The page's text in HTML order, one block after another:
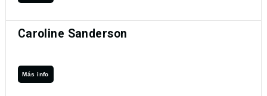
Caroline Sanderson
Más info